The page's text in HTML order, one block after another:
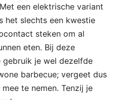
een elektrische variant
het slechts een kwestie
steken om al
eten. Bij deze
je wel dezelfde
barbecue; vergeet dus
te nemen. Tenzij je